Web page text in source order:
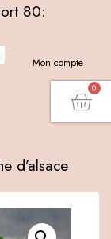
80:
Mon compte
d’alsace